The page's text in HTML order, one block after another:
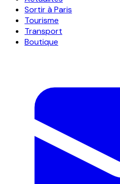
Sortir à Paris
Tourisme
Transport
Boutique